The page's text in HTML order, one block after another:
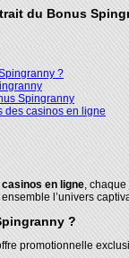
du Bonus
?
Spingranny
des casinos en ligne
casinos en ligne ,
l’univers
?
promotionnelle